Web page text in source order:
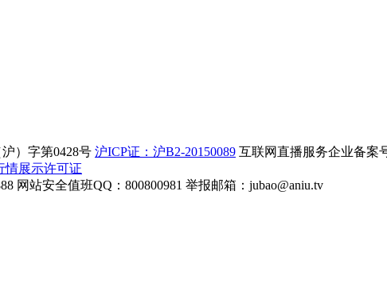
）字第0428号 沪ICP证：沪B2-20150089 互联网直播服务企业备案
情展示许可证
网站安全值班QQ：800800981 举报邮箱： jubao@aniu.tv